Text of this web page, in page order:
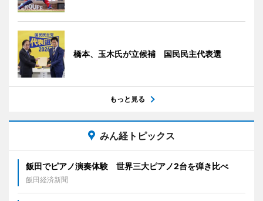
橋本、玉木氏が立候補 国民民主代表選
もっと見る
みん経トピックス
飯田でピアノ演奏体験 世界三大ピアノ2台を弾き比べ
飯田経済新聞